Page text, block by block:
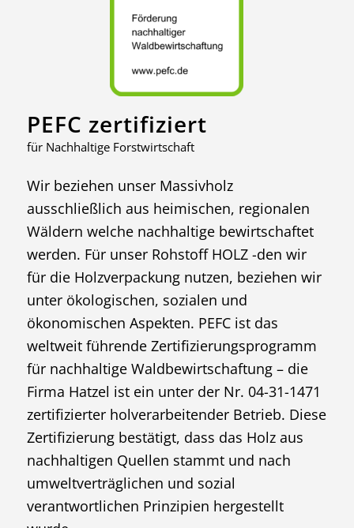
PEFC zertifiziert
für Nachhaltige Forstwirtschaft
Wir beziehen unser Massivholz
ausschließlich aus heimischen, regionalen
Wäldern welche nachhaltige bewirtschaftet
werden. Für unser Rohstoff HOLZ -den wir
für die Holzverpackung nutzen, beziehen wir
unter ökologischen, sozialen und
ökonomischen Aspekten. PEFC ist das
weltweit führende Zertifizierungsprogramm
für nachhaltige Waldbewirtschaftung – die
Firma Hatzel ist ein unter der Nr. 04-31-1471
zertifizierter holverarbeitender Betrieb. Diese
Zertifizierung bestätigt, dass das Holz aus
nachhaltigen Quellen stammt und nach
umweltverträglichen und sozial
verantwortlichen Prinzipien hergestellt